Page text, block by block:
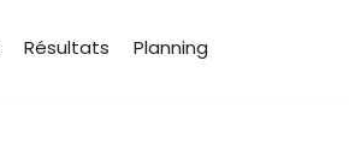
Résultats Planning